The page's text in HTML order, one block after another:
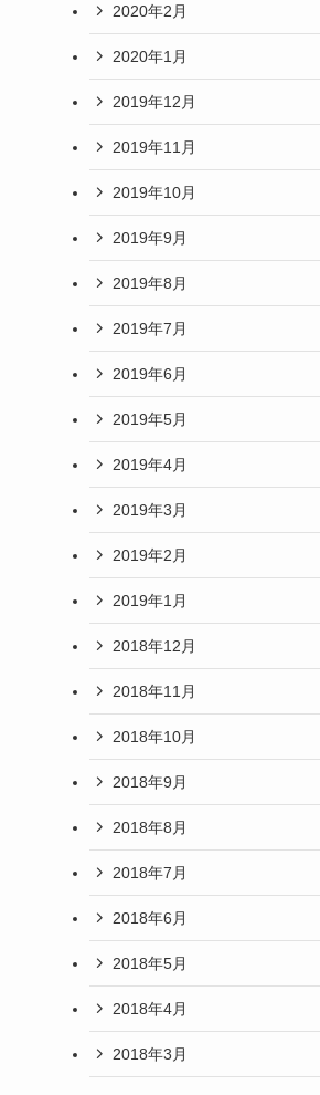
2020年2月
2020年1月
2019年12月
2019年11月
2019年10月
2019年9月
2019年8月
2019年7月
2019年6月
2019年5月
2019年4月
2019年3月
2019年2月
2019年1月
2018年12月
2018年11月
2018年10月
2018年9月
2018年8月
2018年7月
2018年6月
2018年5月
2018年4月
2018年3月